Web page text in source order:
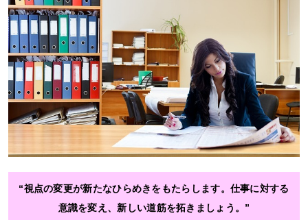
“視点の変更が新たなひらめきをもたらします。仕事に対する
意識を変え、新しい道筋を拓きましょう。”